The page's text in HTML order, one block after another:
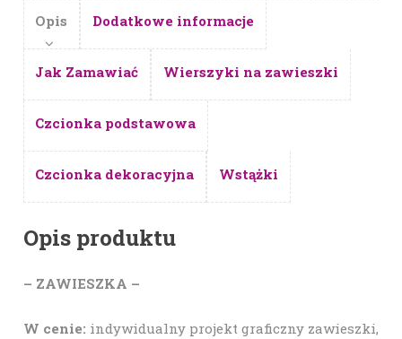
Opis Dodatkowe informacje
Jak Zamawiać Wierszyki na zawieszki
Czcionka podstawowa
Czcionka dekoracyjna Wstążki
Opis produktu
– ZAWIESZKA –
W cenie: indywidualny projekt graficzny zawieszki,